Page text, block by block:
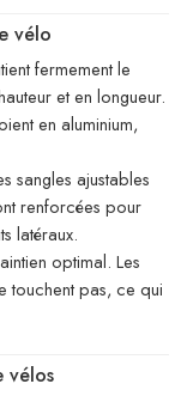
vélo
fermement le
et en longueur.
en aluminium,
sangles ajustables
renforcées pour
latéraux.
optimal. Les
touchent pas, ce qui
vélos